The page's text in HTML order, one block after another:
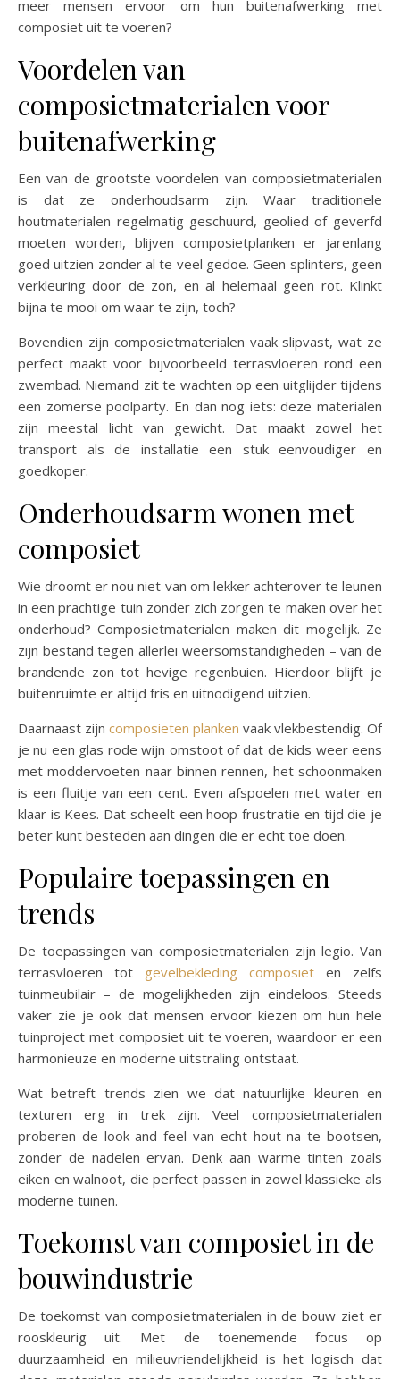
meer mensen ervoor om hun buitenafwerking met
composiet uit te voeren?
Voordelen van
composietmaterialen voor
buitenafwerking
Een van de grootste voordelen van composietmaterialen
is dat ze onderhoudsarm zijn. Waar traditionele
houtmaterialen regelmatig geschuurd, geolied of geverfd
moeten worden, blijven composietplanken er jarenlang
goed uitzien zonder al te veel gedoe. Geen splinters, geen
verkleuring door de zon, en al helemaal geen rot. Klinkt
bijna te mooi om waar te zijn, toch?
Bovendien zijn composietmaterialen vaak slipvast, wat ze
perfect maakt voor bijvoorbeeld terrasvloeren rond een
zwembad. Niemand zit te wachten op een uitglijder tijdens
een zomerse poolparty. En dan nog iets: deze materialen
zijn meestal licht van gewicht. Dat maakt zowel het
transport als de installatie een stuk eenvoudiger en
goedkoper.
Onderhoudsarm wonen met
composiet
Wie droomt er nou niet van om lekker achterover te leunen
in een prachtige tuin zonder zich zorgen te maken over het
onderhoud? Composietmaterialen maken dit mogelijk. Ze
zijn bestand tegen allerlei weersomstandigheden – van de
brandende zon tot hevige regenbuien. Hierdoor blijft je
buitenruimte er altijd fris en uitnodigend uitzien.
Daarnaast zijn composieten planken vaak vlekbestendig. Of
je nu een glas rode wijn omstoot of dat de kids weer eens
met moddervoeten naar binnen rennen, het schoonmaken
is een fluitje van een cent. Even afspoelen met water en
klaar is Kees. Dat scheelt een hoop frustratie en tijd die je
beter kunt besteden aan dingen die er echt toe doen.
Populaire toepassingen en
trends
De toepassingen van composietmaterialen zijn legio. Van
terrasvloeren tot gevelbekleding composiet en zelfs
tuinmeubilair – de mogelijkheden zijn eindeloos. Steeds
vaker zie je ook dat mensen ervoor kiezen om hun hele
tuinproject met composiet uit te voeren, waardoor er een
harmonieuze en moderne uitstraling ontstaat.
Wat betreft trends zien we dat natuurlijke kleuren en
texturen erg in trek zijn. Veel composietmaterialen
proberen de look and feel van echt hout na te bootsen,
zonder de nadelen ervan. Denk aan warme tinten zoals
eiken en walnoot, die perfect passen in zowel klassieke als
moderne tuinen.
Toekomst van composiet in de
bouwindustrie
De toekomst van composietmaterialen in de bouw ziet er
rooskleurig uit. Met de toenemende focus op
duurzaamheid en milieuvriendelijkheid is het logisch dat